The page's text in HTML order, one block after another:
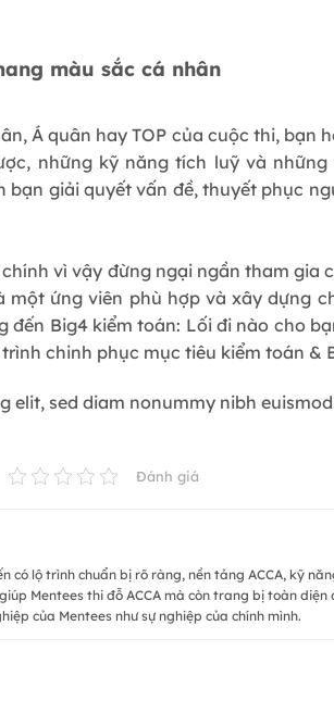
màu sắc cá nhân
Á quân hay TOP của cuộc thi, bạn
những kỹ năng tích luỹ và những
giải quyết vấn đề, thuyết phục
vì vậy đừng ngại ngần tham gia
ứng viên phù hợp và xây dựng
Big4 kiểm toán: Lối đi nào cho
chinh phục mục tiêu kiểm toán &
elit, sed diam nonummy nibh
Đánh giá
có lộ trình chuẩn bị rõ ràng, nền tảng ACCA, kỹ
Mentees thi đỗ ACCA mà còn trang bị toàn
của Mentees như sự nghiệp của chính mình.